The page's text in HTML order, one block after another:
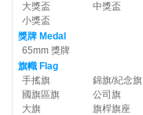
大獎盃
中獎盃
小獎盃
獎牌 Medal
65mm 獎牌
旗幟 Flag
手搖旗
錦旗/紀念旗
國旗區旗
公司旗
大旗
旗桿旗座